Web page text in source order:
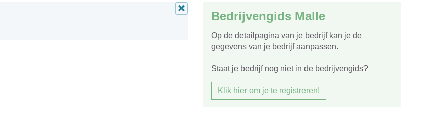
verwijderen
Bedrijvengids Malle
Op de detailpagina van je bedrijf kan je de
gegevens van je bedrijf aanpassen.
Staat je bedrijf nog niet in de bedrijvengids?
Klik hier om je te registreren!